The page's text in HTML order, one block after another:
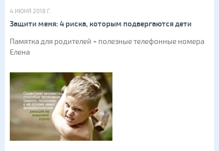
4 ИЮНЯ 2018 Г.
Защити меня: 4 риска, которым подвергаются дети
Памятка для родителей + полезные телефонные номера
Елена